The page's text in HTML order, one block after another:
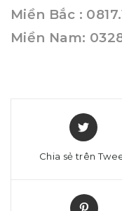
Miền Bắc :
Miền Nam:
Chia sẻ trên